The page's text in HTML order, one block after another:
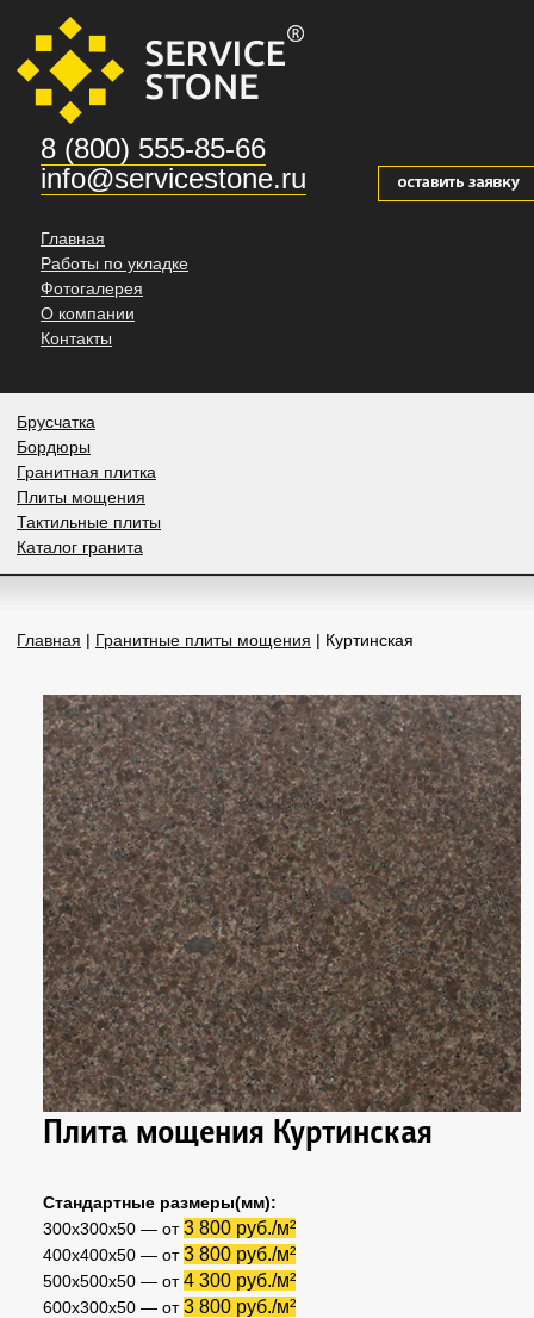
8 (800) 555-85-66
info@servicestone.ru
Главная
Работы по укладке
Фотогалерея
О компании
Контакты
Брусчатка
Бордюры
Гранитная плитка
Плиты мощения
Тактильные плиты
Каталог гранита
Главная | Гранитные плиты мощения | Куртинская
Плита мощения Куртинская
Стандартные размеры(мм):
300х300х50 — от3 800 руб./м²
400х400х50 — от3 800 руб./м²
500х500х50 — от4 300 руб./м²
600х300х50 — от3 800 руб./м²